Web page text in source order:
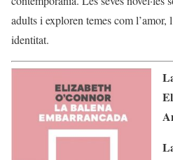
adults i exploren temes com l’amor,
identitat.